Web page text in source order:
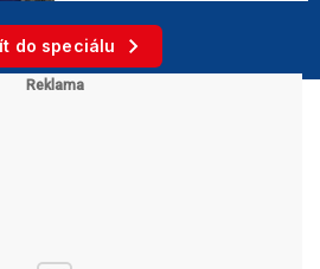
do speciálu